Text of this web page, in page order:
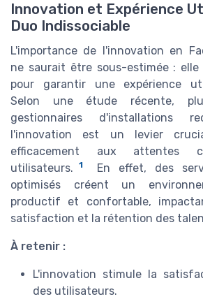
Innovation et Expérience
Duo Indissociable
L'importance de l'innovation en
ne saurait être sous-estimée : elle
pour garantir une expérience
Selon une étude récente,
gestionnaires d'installations
l'innovation est un levier
efficacement aux attentes
utilisateurs.
1
En effet, des
optimisés créent un
productif et confortable,
satisfaction et la rétention des
À retenir :
L'innovation stimule la
des utilisateurs.